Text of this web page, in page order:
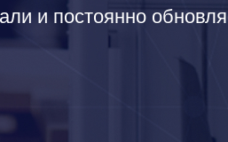
и постоянно